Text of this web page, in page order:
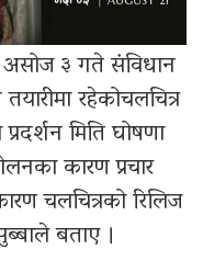
३ गते संविधान
रहेकोचलचित्र
मिति घोषणा
कारण प्रचार
चलचित्रको रिलिज
बताए ।